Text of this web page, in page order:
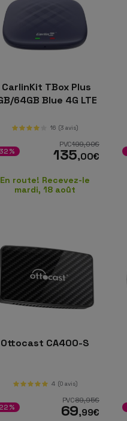
CarlinKit TBox Plus
64GB Blue 4G LTE
16 (3 avis)
PVC199,00€
135,00€
En route! Recevez-le
mardi, 18 août
Ottocast CA400-S
4 (0 avis)
PVC89,95€
69,99€